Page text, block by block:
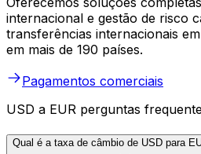
internacional e gestão de risco
transferências internacionais
em mais de 190 países.
Pagamentos comerciais
USD a EUR perguntas
Qual é a taxa de câmbio de USD para